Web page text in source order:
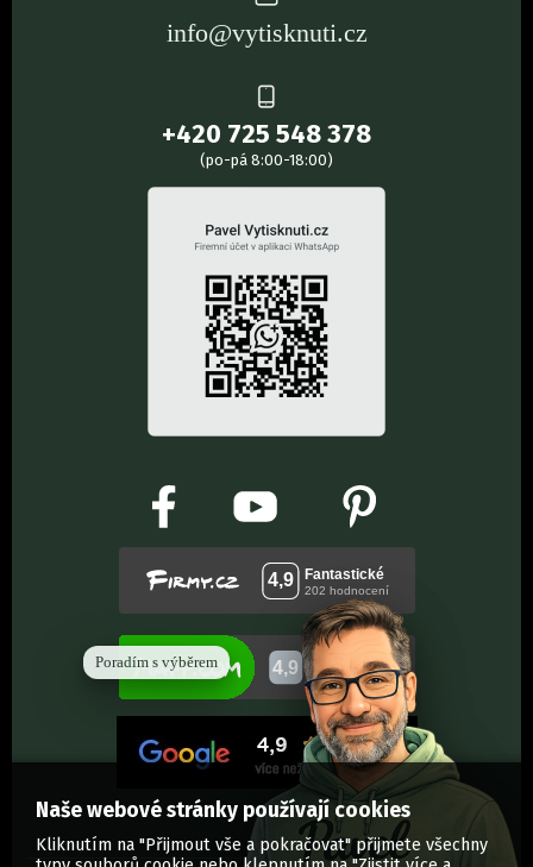
Poradím s výběrem
info@vytisknuti.cz
+420 725 548 378
(po-pá 8:00-18:00)
Naše webové stránky používají cookies
Kliknutím na "Přijmout vše a pokračovat" přijmete všechny